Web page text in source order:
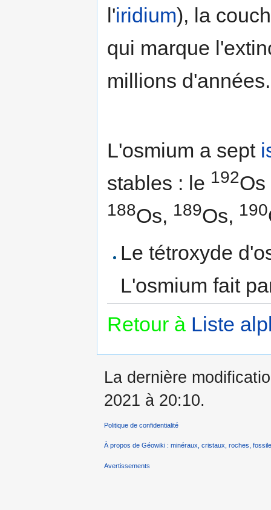
l'iridium), la
qui marque
millions d'années.
L'osmium a sept
stables : le 192
188Os, 189Os, 190
Le tétroxyde
L'osmium fait
Retour à Liste
La dernière
2021 à 20:10.
Politique de confidentialité
À propos de Géowiki : minéraux, cristaux, roches,
Avertissements